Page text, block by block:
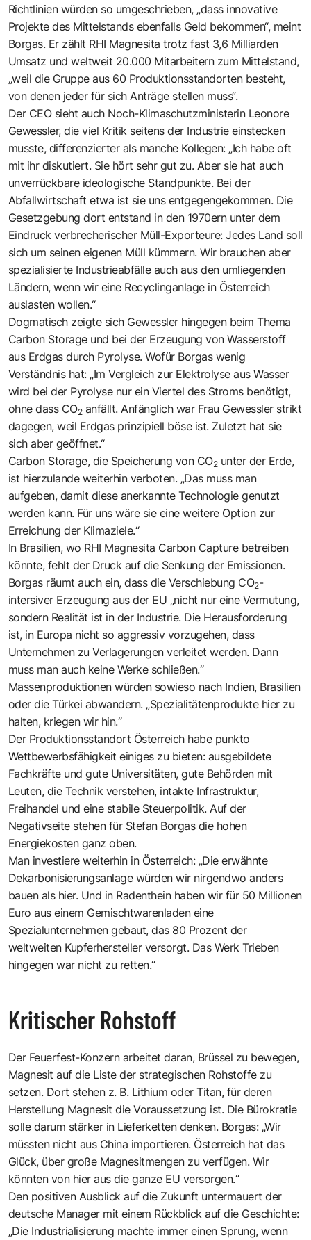
Richtlinien würden so umgeschrieben, „dass innovative
Projekte des Mittelstands ebenfalls Geld bekommen“, meint
Borgas. Er zählt RHI Magnesita trotz fast 3,6 Milliarden
Umsatz und weltweit 20.000 Mitarbeitern zum Mittelstand,
„weil die Gruppe aus 60 Produktionsstandorten besteht,
von denen jeder für sich Anträge stellen muss“.
Der CEO sieht auch Noch-Klimaschutzministerin Leonore
Gewessler, die viel Kritik seitens der Industrie einstecken
musste, differenzierter als manche Kollegen: „Ich habe oft
mit ihr diskutiert. Sie hört sehr gut zu. Aber sie hat auch
unverrückbare ideologische Standpunkte. Bei der
Abfallwirtschaft etwa ist sie uns entgegengekommen. Die
Gesetzgebung dort entstand in den 1970ern unter dem
Eindruck verbrecherischer Müll-Exporteure: Jedes Land soll
sich um seinen eigenen Müll kümmern. Wir brauchen aber
spezialisierte Industrieabfälle auch aus den umliegenden
Ländern, wenn wir eine Recyclinganlage in Österreich
auslasten wollen.“
Dogmatisch zeigte sich Gewessler hingegen beim Thema
Carbon Storage und bei der Erzeugung von Wasserstoff
aus Erdgas durch Pyrolyse. Wofür Borgas wenig
Verständnis hat: „Im Vergleich zur Elektrolyse aus Wasser
wird bei der Pyrolyse nur ein Viertel des Stroms benötigt,
ohne dass CO2anfällt. Anfänglich war Frau Gewessler strikt
dagegen, weil Erdgas prinzipiell böse ist. Zuletzt hat sie
sich aber geöffnet.“
Carbon Storage, die Speicherung von CO2unter der Erde,
ist hierzulande weiterhin verboten. „Das muss man
aufgeben, damit diese anerkannte Technologie genutzt
werden kann. Für uns wäre sie eine weitere Option zur
Erreichung der Klimaziele.“
In Brasilien, wo RHI Magnesita Carbon Capture betreiben
könnte, fehlt der Druck auf die Senkung der Emissionen.
Borgas räumt auch ein, dass die Verschiebung CO2-
intersiver Erzeugung aus der EU „nicht nur eine Vermutung,
sondern Realität ist in der Industrie. Die Herausforderung
ist, in Europa nicht so aggressiv vorzugehen, dass
Unternehmen zu Verlagerungen verleitet werden. Dann
muss man auch keine Werke schließen.“
Massenproduktionen würden sowieso nach Indien, Brasilien
oder die Türkei abwandern. „Spezialitätenprodukte hier zu
halten, kriegen wir hin.“
Der Produktionsstandort Österreich habe punkto
Wettbewerbsfähigkeit einiges zu bieten: ausgebildete
Fachkräfte und gute Universitäten, gute Behörden mit
Leuten, die Technik verstehen, intakte Infrastruktur,
Freihandel und eine stabile Steuerpolitik. Auf der
Negativseite stehen für Stefan Borgas die hohen
Energiekosten ganz oben.
Man investiere weiterhin in Österreich: „Die erwähnte
Dekarbonisierungsanlage würden wir nirgendwo anders
bauen als hier. Und in Radenthein haben wir für 50 Millionen
Euro aus einem Gemischtwarenladen eine
Spezialunternehmen gebaut, das 80 Prozent der
weltweiten Kupferhersteller versorgt. Das Werk Trieben
hingegen war nicht zu retten.“
Kritischer Rohstoff
Der Feuerfest-Konzern arbeitet daran, Brüssel zu bewegen,
Magnesit auf die Liste der strategischen Rohstoffe zu
setzen. Dort stehen z. B. Lithium oder Titan, für deren
Herstellung Magnesit die Voraussetzung ist. Die Bürokratie
solle darum stärker in Lieferketten denken. Borgas: „Wir
müssten nicht aus China importieren. Österreich hat das
Glück, über große Magnesitmengen zu verfügen. Wir
könnten von hier aus die ganze EU versorgen.“
Den positiven Ausblick auf die Zukunft untermauert der
deutsche Manager mit einem Rückblick auf die Geschichte:
„Die Industrialisierung machte immer einen Sprung, wenn